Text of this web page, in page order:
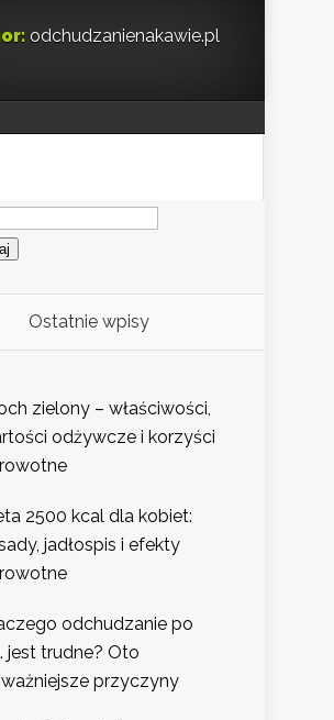
odchudzanienakawie.pl
Ostatnie wpisy
zielony – właściwości,
odżywcze i korzyści
2500 kcal dla kobiet:
jadłospis i efekty
odchudzanie po
jest trudne? Oto
przyczyny